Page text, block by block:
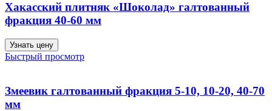
Хакасский плитняк «Шоколад» галтованный
фракция 40-60 мм
Узнать цену
Быстрый просмотр
Змеевик галтованный фракция 5-10, 10-20, 40-70
мм